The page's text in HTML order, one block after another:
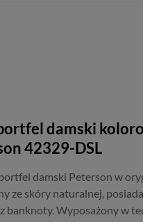
damski
42329-DSL
damski Peterson w
ze skóry naturalnej,
banknoty. Wyposażony w